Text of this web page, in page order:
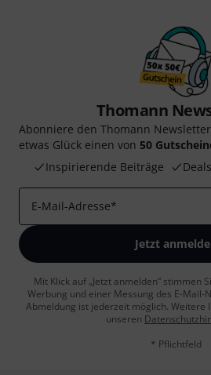
Thomann
Abonniere den Thomann
etwas Glück einen von 50
Inspirierende Beiträge
Deals
E-Mail-Adresse*
Jetzt
Mit Klick auf „Jetzt anmelden“ stimmen
Werbung und einer Messung des E-Mail-
Abmeldung ist jederzeit möglich. Weitere
unseren
* Pflichtfeld